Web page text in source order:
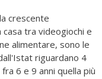
crescente
tra videogiochi e
alimentare, sono le
riguardano 4
6 e 9 anni quella più